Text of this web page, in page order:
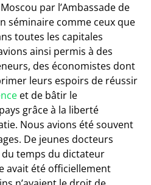
par l’Ambassade de
séminaire comme ceux que
toutes les capitales
ainsi permis à des
des économistes dont
leurs espoirs de réussir
et de bâtir le
grâce à la liberté
Nous avions été souvent
De jeunes docteurs
temps du dictateur
avait été officiellement